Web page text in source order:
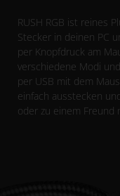
RUSH RGB ist reines
Stecker in deinen PC
per Knopfdruck am
verschiedene Modi
per USB mit dem
einfach ausstecken
oder zu einem